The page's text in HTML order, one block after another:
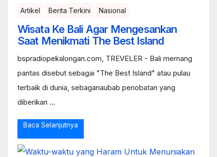
Artikel Berita Terkini Nasional
Wisata Ke Bali Agar Mengesankan
Saat Menikmati The Best Island
bspradiopekalongan.com, TREVELER - Bali memang
pantas disebut sebagai "The Best Island" atau pulau
terbaik di dunia, sebaganaubab penobatan yang
diberikan ...
Baca Selanjutnya